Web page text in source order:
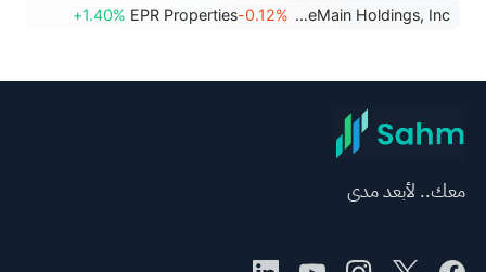
OneMain Holdings, Inc.
-0.12%
EPR Properties
+1.40%
معك.. لأبعد مدى